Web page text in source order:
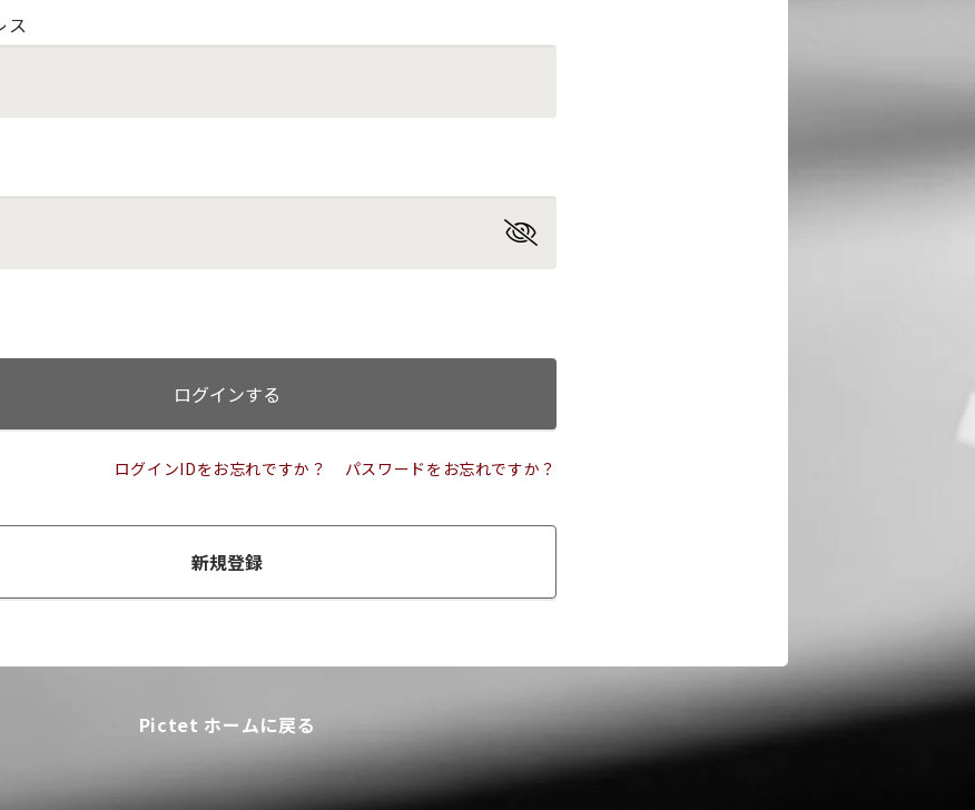
ス
ログインする
ログインIDをお忘れですか？ パスワードをお忘れですか？
新規登録
Pictet ホームに戻る